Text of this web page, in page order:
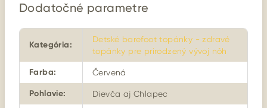
Dodatočné parametre
Kategória:
Detské barefoot topánky - zdravé
topánky pre prirodzený vývoj nôh
Farba: Červená
Pohlavie: Dievča aj Chlapec